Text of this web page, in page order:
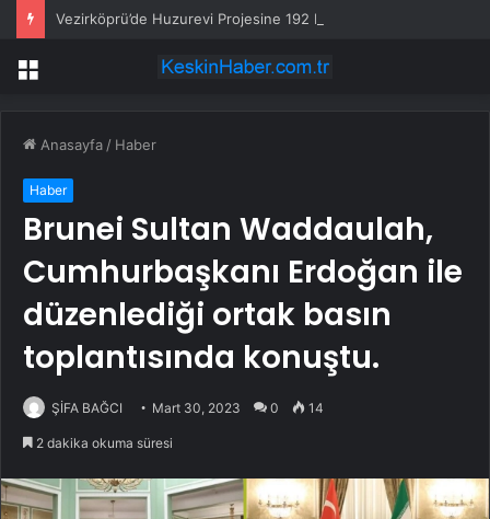
Vezirköprü’de Huzurevi Projesine 192 Milyon TL Destek
Menü
Anasayfa / Haber
Haber
Brunei Sultan Waddaulah,
Cumhurbaşkanı Erdoğan ile
düzenlediği ortak basın
toplantısında konuştu.
ŞİFA BAĞCI Mart 30, 2023 0 14
2 dakika okuma süresi